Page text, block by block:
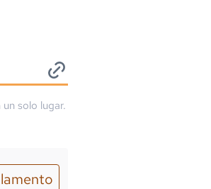
solo lugar.